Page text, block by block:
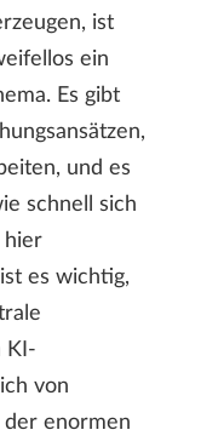
ist
ein
Es gibt
und es
schnell sich
hier
es wichtig,
KI-
von
enormen